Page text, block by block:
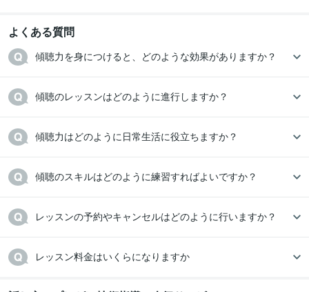
よくある質問
傾聴力を身につけると、どのような効果がありますか？
傾聴のレッスンはどのように進行しますか？
傾聴力はどのように日常生活に役立ちますか？
傾聴のスキルはどのように練習すればよいですか？
レッスンの予約やキャンセルはどのように行いますか？
レッスン料金はいくらになりますか